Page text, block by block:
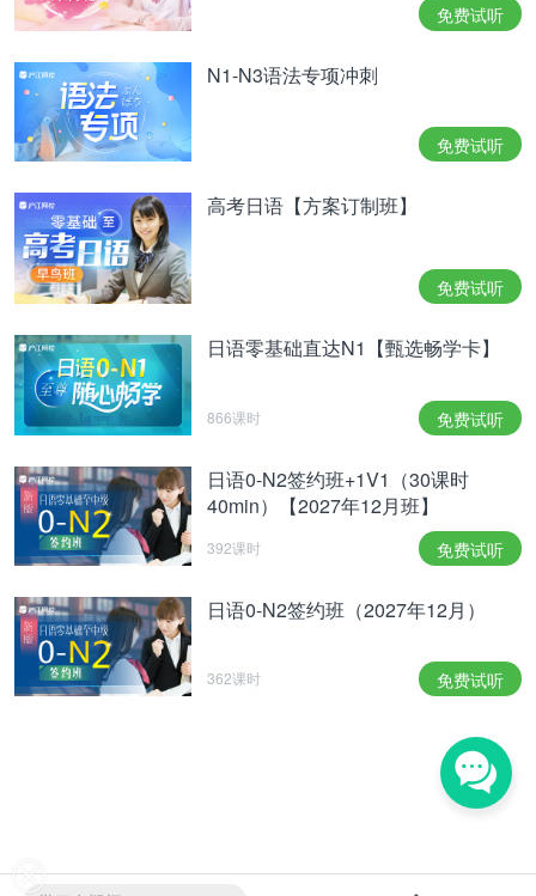
免费试听
N1-N3语法专项冲刺
免费试听
高考日语【方案订制班】
免费试听
日语零基础直达N1【甄选畅学卡】
866课时 免费试听
日语0-N2签约班+1V1（30课时
40min）【2027年12月班】
392课时 免费试听
日语0-N2签约班（2027年12月）
362课时 免费试听